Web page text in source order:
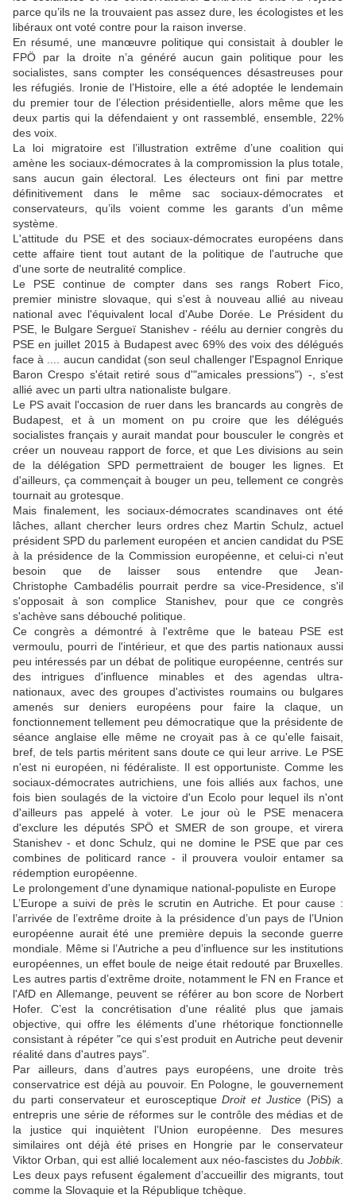
parce qu’ils ne la trouvaient pas assez dure, les écologistes et les
libéraux ont voté contre pour la raison inverse.
En résumé, une manœuvre politique qui consistait à doubler le
FPÖ par la droite n’a généré aucun gain politique pour les
socialistes, sans compter les conséquences désastreuses pour
les réfugiés. Ironie de l’Histoire, elle a été adoptée le lendemain
du premier tour de l’élection présidentielle, alors même que les
deux partis qui la défendaient y ont rassemblé, ensemble, 22%
des voix.
La loi migratoire est l’illustration extrême d’une coalition qui
amène les sociaux-démocrates à la compromission la plus totale,
sans aucun gain électoral. Les électeurs ont fini par mettre
définitivement dans le même sac sociaux-démocrates et
conservateurs, qu’ils voient comme les garants d’un même
système.
L'attitude du PSE et des sociaux-démocrates européens dans
cette affaire tient tout autant de la politique de l'autruche que
d'une sorte de neutralité complice.
Le PSE continue de compter dans ses rangs Robert Fico,
premier ministre slovaque, qui s'est à nouveau allié au niveau
national avec l'équivalent local d'Aube Dorée. Le Président du
PSE, le Bulgare Sergueï Stanishev - réélu au dernier congrès du
PSE en juillet 2015 à Budapest avec 69% des voix des délégués
face à .... aucun candidat (son seul challenger l'Espagnol Enrique
Baron Crespo s'était retiré sous d'"amicales pressions") -, s'est
allié avec un parti ultra nationaliste bulgare.
Le PS avait l'occasion de ruer dans les brancards au congrès de
Budapest, et à un moment on pu croire que les délégués
socialistes français y aurait mandat pour bousculer le congrès et
créer un nouveau rapport de force, et que Les divisions au sein
de la délégation SPD permettraient de bouger les lignes. Et
d'ailleurs, ça commençait à bouger un peu, tellement ce congrès
tournait au grotesque.
Mais finalement, les sociaux-démocrates scandinaves ont été
lâches, allant chercher leurs ordres chez Martin Schulz, actuel
président SPD du parlement européen et ancien candidat du PSE
à la présidence de la Commission européenne, et celui-ci n'eut
besoin que de laisser sous entendre que Jean-
Christophe Cambadélis pourrait perdre sa vice-Presidence, s'il
s'opposait à son complice Stanishev, pour que ce congrès
s'achève sans débouché politique.
Ce congrès a démontré à l'extrême que le bateau PSE est
vermoulu, pourri de l'intérieur, et que des partis nationaux aussi
peu intéressés par un débat de politique européenne, centrés sur
des intrigues d'influence minables et des agendas ultra-
nationaux, avec des groupes d'activistes roumains ou bulgares
amenés sur deniers européens pour faire la claque, un
fonctionnement tellement peu démocratique que la présidente de
séance anglaise elle même ne croyait pas à ce qu'elle faisait,
bref, de tels partis méritent sans doute ce qui leur arrive. Le PSE
n'est ni européen, ni fédéraliste. Il est opportuniste. Comme les
sociaux-démocrates autrichiens, une fois alliés aux fachos, une
fois bien soulagés de la victoire d'un Ecolo pour lequel ils n'ont
d'ailleurs pas appelé à voter. Le jour où le PSE menacera
d'exclure les députés SPÖ et SMER de son groupe, et virera
Stanishev - et donc Schulz, qui ne domine le PSE que par ces
combines de politicard rance - il prouvera vouloir entamer sa
rédemption européenne.
Le prolongement d'une dynamique national-populiste en Europe
L’Europe a suivi de près le scrutin en Autriche. Et pour cause :
l’arrivée de l’extrême droite à la présidence d’un pays de l’Union
européenne aurait été une première depuis la seconde guerre
mondiale. Même si l’Autriche a peu d’influence sur les institutions
européennes, un effet boule de neige était redouté par Bruxelles.
Les autres partis d’extrême droite, notamment le FN en France et
l'AfD en Allemange, peuvent se référer au bon score de Norbert
Hofer. C’est la concrétisation d'une réalité plus que jamais
objective, qui offre les éléments d'une rhétorique fonctionnelle
consistant à répéter "ce qui s'est produit en Autriche peut devenir
réalité dans d'autres pays".
Par ailleurs, dans d’autres pays européens, une droite très
conservatrice est déjà au pouvoir. En Pologne, le gouvernement
du parti conservateur et eurosceptiqueDroit et Justice (PiS) a
entrepris une série de réformes sur le contrôle des médias et de
la justice qui inquiètent l’Union européenne. Des mesures
similaires ont déjà été prises en Hongrie par le conservateur
Viktor Orban, qui est allié localement aux néo-fascistes du Jobbik.
Les deux pays refusent également d’accueillir des migrants, tout
comme la Slovaquie et la République tchèque.